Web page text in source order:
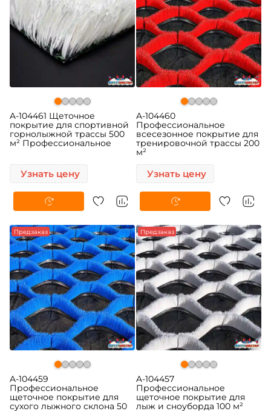
A-104461 Щеточное
покрытие для спортивной
горнолыжной трассы 500
м² Профессиональное
Узнать цену
A-104460
Профессиональное
всесезонное покрытие для
тренировочной трассы 200
м²
Узнать цену
Предзаказ
A-104459
Профессиональное
щеточное покрытие для
сухого лыжного склона 50
Предзаказ
A-104457
Профессиональное
щеточное покрытие для
лыж и сноуборда 100 м²